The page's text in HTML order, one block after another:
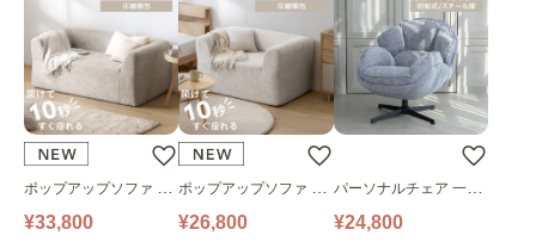
ポップアップソファ ソ
ファ フロアソファ 幅14
¥33,800
ポップアップソファ ソ
ファ フロアソファ 幅10
¥26,800
パーソナルチェア 一人
掛けソファ O’HANA ソ
¥24,800